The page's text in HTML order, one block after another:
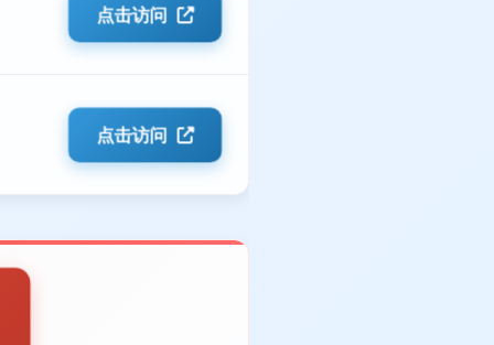
点击访问
点击访问